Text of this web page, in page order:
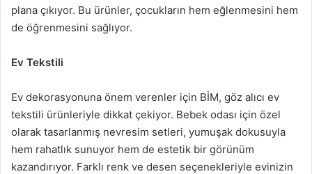
plana çıkıyor. Bu ürünler, çocukların hem eğlenmesini hem
de öğrenmesini sağlıyor.
Ev Tekstili
Ev dekorasyonuna önem verenler için BİM, göz alıcı ev
tekstili ürünleriyle dikkat çekiyor. Bebek odası için özel
olarak tasarlanmış nevresim setleri, yumuşak dokusuyla
hem rahatlık sunuyor hem de estetik bir görünüm
kazandırıyor. Farklı renk ve desen seçenekleriyle evinizin